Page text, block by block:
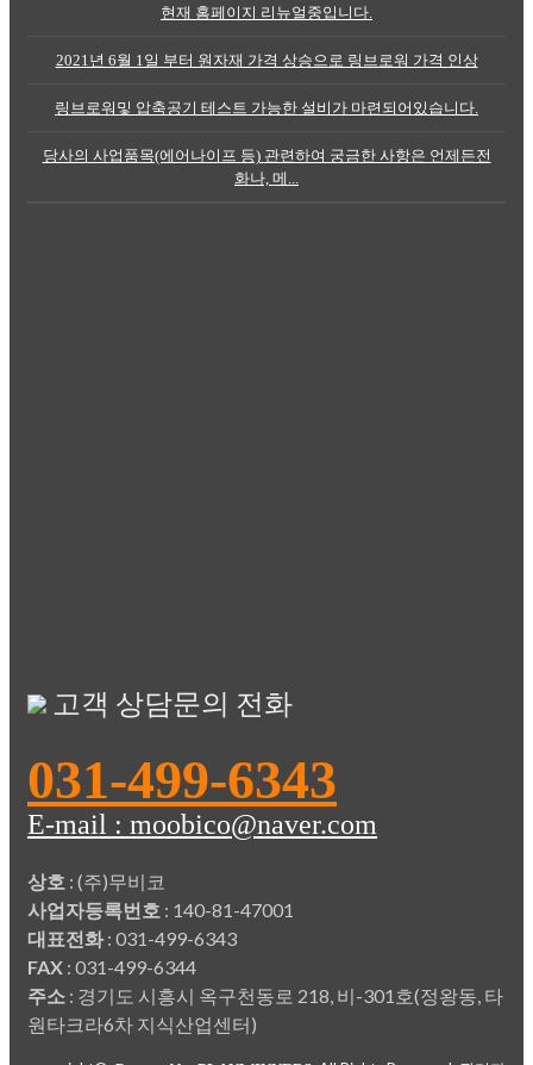
현재 홈페이지 리뉴얼중입니다.
2021년 6월 1일 부터 원자재 가격 상승으로 링브로워 가격 인상
링브로워및 압축공기 테스트 가능한 설비가 마련되어있습니다.
당사의 사업품목(에어나이프 등) 관련하여 궁금한 사항은 언제든전
화나, 메...
고객 상담문의 전화
031-499-6343
E-mail : moobico@naver.com
상호 : (주)무비코
사업자등록번호 : 140-81-47001
대표전화: 031-499-6343
FAX : 031-499-6344
주소 : 경기도 시흥시 옥구천동로 218, 비-301호(정왕동, 타
원타크라6차 지식산업센터)